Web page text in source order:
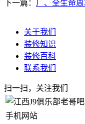
下一篇： 厂、全生命
关于我们
装修知识
装修百科
联系我们
扫一扫，关注我们
手机网站